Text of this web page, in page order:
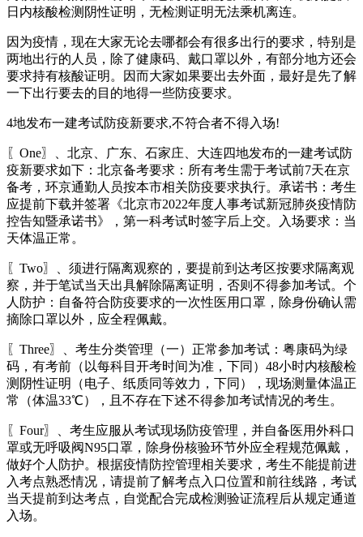
日内核酸检测阴性证明，无检测证明无法乘机离连。
因为疫情，现在大家无论去哪都会有很多出行的要求，特别是
两地出行的人员，除了健康码、戴口罩以外，有部分地方还会
要求持有核酸证明。因而大家如果要出去外面，最好是先了解
一下出行要去的目的地得一些防疫要求。
4地发布一建考试防疫新要求,不符合者不得入场!
〖One〗、北京、广东、石家庄、大连四地发布的一建考试防
疫新要求如下：北京备考要求：所有考生需于考试前7天在京
备考，环京通勤人员按本市相关防疫要求执行。承诺书：考生
应提前下载并签署《北京市2022年度人事考试新冠肺炎疫情防
控告知暨承诺书》，第一科考试时签字后上交。入场要求：当
天体温正常。
〖Two〗、须进行隔离观察的，要提前到达考区按要求隔离观
察，并于笔试当天出具解除隔离证明，否则不得参加考试。个
人防护：自备符合防疫要求的一次性医用口罩，除身份确认需
摘除口罩以外，应全程佩戴。
〖Three〗、考生分类管理（一）正常参加考试：粤康码为绿
码，有考前（以每科目开考时间为准，下同）48小时内核酸检
测阴性证明（电子、纸质同等效力，下同），现场测量体温正
常（体温33℃），且不存在下述不得参加考试情况的考生。
〖Four〗、考生应服从考试现场防疫管理，并自备医用外科口
罩或无呼吸阀N95口罩，除身份核验环节外应全程规范佩戴，
做好个人防护。根据疫情防控管理相关要求，考生不能提前进
入考点熟悉情况，请提前了解考点入口位置和前往线路，考试
当天提前到达考点，自觉配合完成检测验证流程后从规定通道
入场。